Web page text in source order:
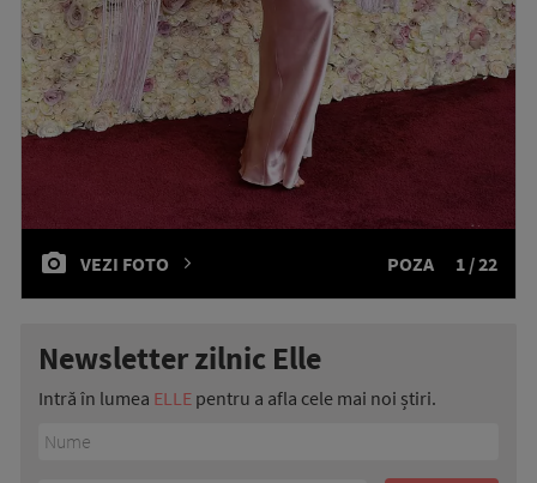
VEZI FOTO POZA 1 / 22
Newsletter zilnic Elle
Intră în lumea ELLE pentru a afla cele mai noi știri.